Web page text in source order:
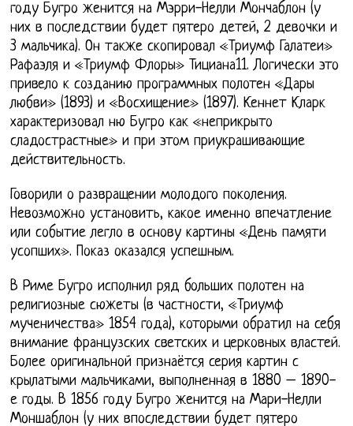
году Бугро женится на Мэрри-Нелли Мончаблон (у
них в последствии будет пятеро детей, 2 девочки и
3 мальчика). Он также скопировал «Триумф Галатеи»
Рафаэля и «Триумф Флоры» Тициана11. Логически это
привело к созданию программных полотен «Дары
любви» (1893) и «Восхищение» (1897). Кеннет Кларк
характеризовал ню Бугро как «неприкрыто
сладострастные» и при этом приукрашивающие
действительность.
Говорили о развращении молодого поколения.
Невозможно установить, какое именно впечатление
или событие легло в основу картины «День памяти
усопших». Показ оказался успешным.
В Риме Бугро исполнил ряд больших полотен на
религиозные сюжеты (в частности, «Триумф
мученичества» 1854 года), которыми обратил на себя
внимание французских светских и церковных властей.
Более оригинальной признаётся серия картин с
крылатыми мальчиками, выполненная в 1880 – 1890-
е годы. В 1856 году Бугро женится на Мари-Нелли
Моншаблон (у них впоследствии будет пятеро